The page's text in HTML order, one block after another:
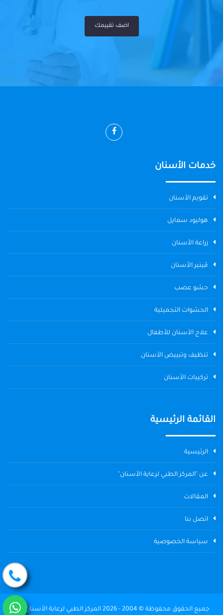
اضف تقييمك
خدمات الأسنان
تقويم الأسنان
هوليود سمايل
زراعة الأسنان
ڤينير الأسنان
حشو عصب
الحشوات التجميلية
علاج الأسنان للأطفال
تنظيف وتبييض الأسنان
تركيبات الأسنان
القائمة الرئيسية
الرئيسية
عن "المركز الطبي لرعاية الأسنان"
المقالات
اتصل بنا
سياسة الخصوصية
جميع الحقوق محفوظة © 2004 - 2026 المركز الطبي لرعاية الأسنان The